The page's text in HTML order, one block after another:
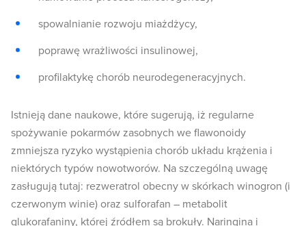
spowalnianie rozwoju miażdżycy,
poprawę wrażliwości insulinowej,
profilaktykę chorób neurodegeneracyjnych.
Istnieją dane naukowe, które sugerują, iż regularne
spożywanie pokarmów zasobnych we flawonoidy
zmniejsza ryzyko wystąpienia chorób układu krążenia i
niektórych typów nowotworów. Na szczególną uwagę
zasługują tutaj: rezweratrol obecny w skórkach winogron (i
czerwonym winie) oraz sulforafan – metabolit
glukorafaniny, której źródłem są brokuły. Naringina i